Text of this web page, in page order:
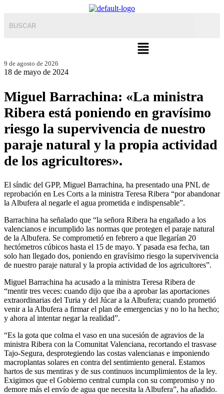
Menú
9 de agosto de 2026
18 de mayo de 2024
Miguel Barrachina: «La ministra
Ribera está poniendo en gravísimo
riesgo la supervivencia de nuestro
paraje natural y la propia actividad
de los agricultores».
El síndic del GPP, Miguel Barrachina, ha presentado una PNL de
reprobación en Les Corts a la ministra Teresa Ribera “por abandonar
la Albufera al negarle el agua prometida e indispensable”.
Barrachina ha señalado que “la señora Ribera ha engañado a los
valencianos e incumplido las normas que protegen el paraje natural
de la Albufera. Se comprometió en febrero a que llegarían 20
hectómetros cúbicos hasta el 15 de mayo. Y pasada esa fecha, tan
solo han llegado dos, poniendo en gravísimo riesgo la supervivencia
de nuestro paraje natural y la propia actividad de los agricultores”.
Miguel Barrachina ha acusado a la ministra Teresa Ribera de
“mentir tres veces: cuando dijo que iba a aprobar las aportaciones
extraordinarias del Turia y del Júcar a la Albufera; cuando prometió
venir a la Albufera a firmar el plan de emergencias y no lo ha hecho;
y ahora al intentar negar la realidad”.
“Es la gota que colma el vaso en una sucesión de agravios de la
ministra Ribera con la Comunitat Valenciana, recortando el trasvase
Tajo-Segura, desprotegiendo las costas valencianas e imponiendo
macroplantas solares en contra del sentimiento general. Estamos
hartos de sus mentiras y de sus continuos incumplimientos de la ley.
Exigimos que el Gobierno central cumpla con su compromiso y no
demore más el envío de agua que necesita la Albufera”, ha añadido.